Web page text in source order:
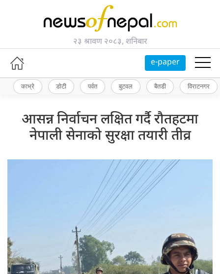
२३ श्रावण २०८३, शनिबार
e-paper
काभ्रे डोटी पर्वत बुटवल बैतडी विराटनगर
आसन्न निर्वाचन लक्षित गर्दै रौतहटमा
नेपाली सेनाको सुरक्षा तयारी तीव्र